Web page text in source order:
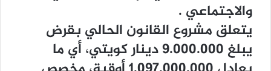
ﻭﺍﻻﺟﺘﻤﺎﻋﻲ .
ﻳﺘﻌﻠﻖ ﻣﺸﺮﻭﻉ ﺍﻟﻘﺎﻧﻮﻥ ﺍﻟﺤﺎﻟﻲ ﺑﻘﺮﺽ
ﻳﺒﻠﻎ 9.000.000 ﺩﻳﻨﺎﺭ ﻛﻮﻳﺘﻲ، ﺃﻱ ﻣﺎ